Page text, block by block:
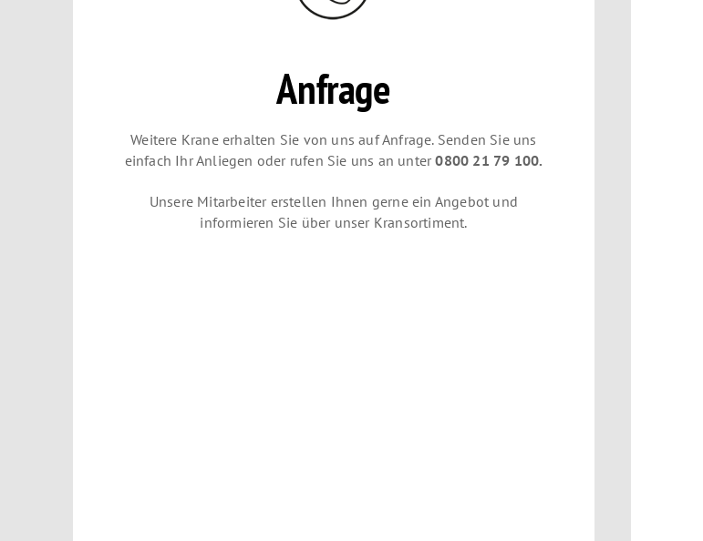
Anfrage
Weitere Krane erhalten Sie von uns auf Anfrage. Senden Sie uns
einfach Ihr Anliegen oder rufen Sie uns an unter0800 21 79 100.
Unsere Mitarbeiter erstellen Ihnen gerne ein Angebot und
informieren Sie über unser Kransortiment.